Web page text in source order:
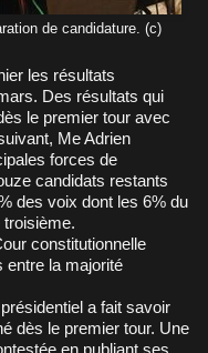
de candidature. (c)
Des résultats qui
le premier tour avec
Me Adrien
forces de
candidats restants
des voix dont les 6% du
troisième.
constitutionnelle
entre la majorité
a fait savoir
dès le premier tour. Une
en publiant ses